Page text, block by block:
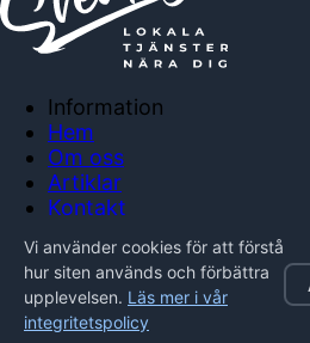
Information
Hem
Om oss
Artiklar
Kontakt
Integritetspolicy
© 2026 Sveatag. Alla rättigheter
Vi använder cookies för att förstå
hur siten används och förbättra
upplevelsen. Läs mer i vår
integritetspolicy